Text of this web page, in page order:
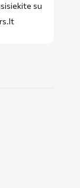
su